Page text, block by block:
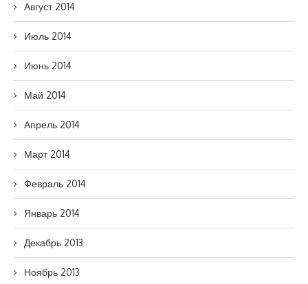
Август 2014
Июль 2014
Июнь 2014
Май 2014
Апрель 2014
Март 2014
Февраль 2014
Январь 2014
Декабрь 2013
Ноябрь 2013